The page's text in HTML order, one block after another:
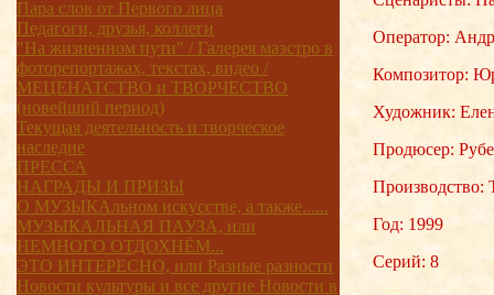
Пара слов от Первого лица
Педагоги, друзья, коллеги
"На жизненном пути" / Галерея маэстро в
фоторепортажах, текстах, видео /
МЕЦЕНАТСТВО и ТВОРЧЕСТВО
(новейший период)
Текущая деятельность и творческое
наследие
ПРЕССА
НАГРАДЫ И ПРИЗЫ
О МУЗЫКАльном искусстве, а также......
МУЗЫКАЛЬНАЯ ПАУЗА, или
НЕМНОГО ОТДОХНЁМ...
ЭТО ИНТЕРЕСНО, или Разные разности
Новости культуры и все другие Новости в
Оператор:
Композитор:
Художник:
Продюсер:
Производство:
Год: 1999
Cерий: 8